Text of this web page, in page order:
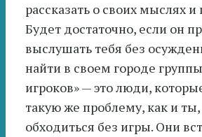
рассказать о своих мыслях
Будет достаточно, если он
выслушать тебя без
найти в своем городе
игроков» — это люди,
такую же проблему, как и ты,
обходиться без игры. Они